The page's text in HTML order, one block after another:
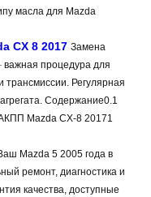
масла для Mazda
CX 8 2017 Замена
процедура для
Регулярная
Содержание0.1
Mazda CX-8 20171
Mazda 5 2005 года в
ремонт, диагностика и
качества, доступные